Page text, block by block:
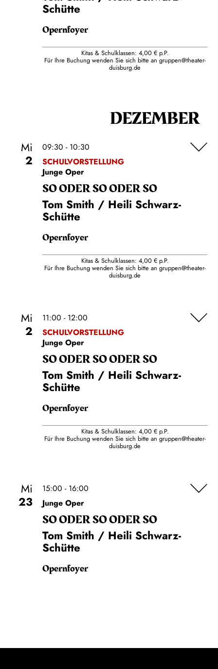
Schütte
Opernfoyer
Kitas & Schulklassen: 4,00 € p.P.
Für Ihre Buchung wenden Sie sich bitte an gruppen@theater-
duisburg.de
DEZEMBER
Mi
2
09:30 - 10:30
SCHULVORSTELLUNG
Junge Oper
SO ODER SO ODER SO
Tom Smith / Heili Schwarz-
Schütte
Opernfoyer
Kitas & Schulklassen: 4,00 € p.P.
Für Ihre Buchung wenden Sie sich bitte an gruppen@theater-
duisburg.de
Mi
2
11:00 - 12:00
SCHULVORSTELLUNG
Junge Oper
SO ODER SO ODER SO
Tom Smith / Heili Schwarz-
Schütte
Opernfoyer
Kitas & Schulklassen: 4,00 € p.P.
Für Ihre Buchung wenden Sie sich bitte an gruppen@theater-
duisburg.de
Mi
23
15:00 - 16:00
Junge Oper
SO ODER SO ODER SO
Tom Smith / Heili Schwarz-
Schütte
Opernfoyer